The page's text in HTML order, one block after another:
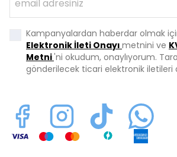
Kampanyalardan haberdar olmak
Elektronik İleti Onayı metnini ve
Metni'ni okudum, onaylıyorum.
gönderilecek ticari elektronik iletileri